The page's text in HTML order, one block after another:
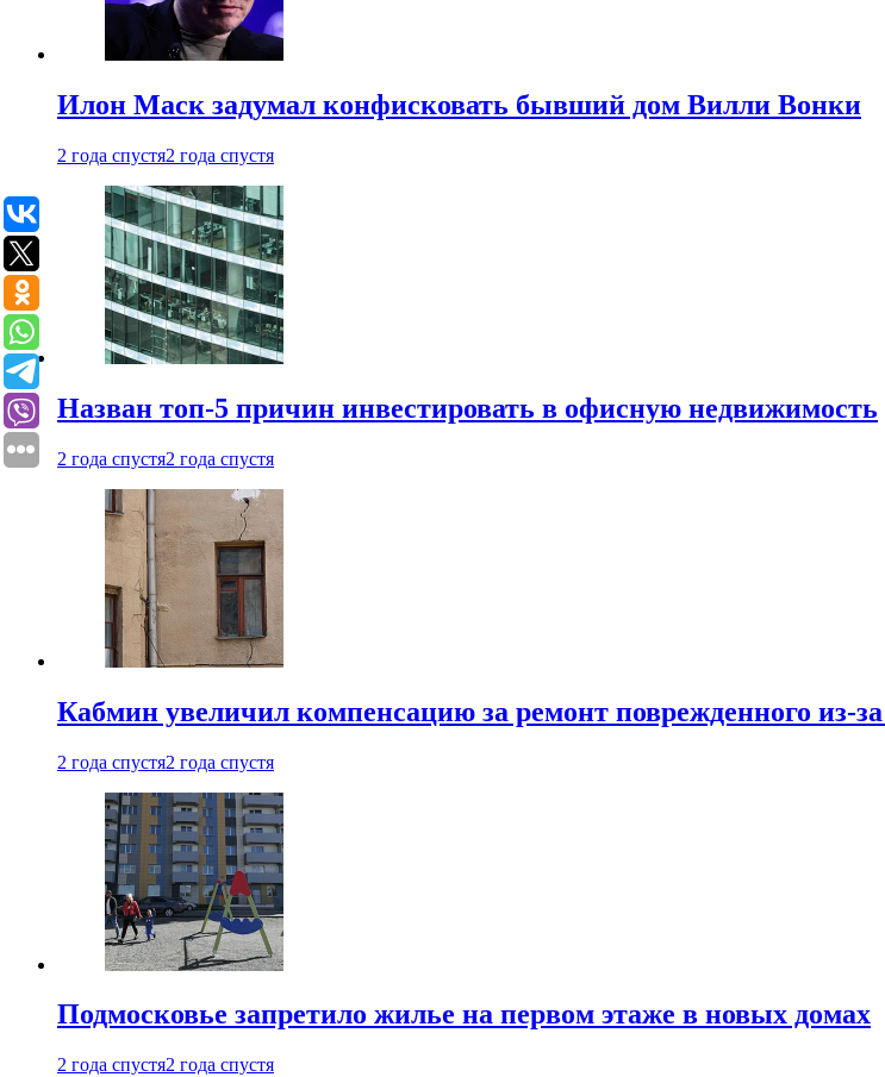
Илон Маск задумал конфисковать бывший дом Вилли Вонки
2 года спустя2 года спустя
Назван топ-5 причин инвестировать в офисную недвижимость
2 года спустя2 года спустя
Кабмин увеличил компенсацию за ремонт поврежденного из-
2 года спустя2 года спустя
Подмосковье запретило жилье на первом этаже в новых домах
2 года спустя2 года спустя